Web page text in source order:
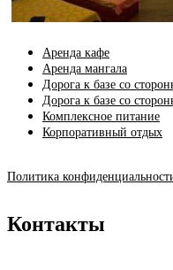
Аренда кафе
Аренда мангала
Дорога к базе со
Дорога к базе со
Комплексное питание
Корпоративный отдых
Политика
Контакты